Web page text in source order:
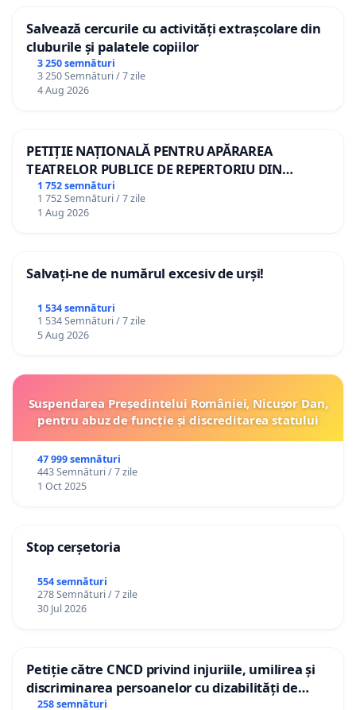
Salvează cercurile cu activități extrașcolare din
cluburile și palatele copiilor
3 250 semnături
3 250 Semnături / 7 zile
4 Aug 2026
PETIȚIE NAȚIONALĂ PENTRU APĂRAREA
TEATRELOR PUBLICE DE REPERTORIU DIN
ROMÂNIA
1 752 semnături
1 752 Semnături / 7 zile
1 Aug 2026
Salvați-ne de numărul excesiv de urși!
1 534 semnături
1 534 Semnături / 7 zile
5 Aug 2026
Suspendarea Președintelui României, Nicușor Dan,
pentru abuz de funcție și discreditarea statului
47 999 semnături
443 Semnături / 7 zile
1 Oct 2025
Stop cerșetoria
554 semnături
278 Semnături / 7 zile
30 Jul 2026
Petiție către CNCD privind injuriile, umilirea și
discriminarea persoanelor cu dizabilități de
către utilizatorul TikTok „Gorici”
258 semnături